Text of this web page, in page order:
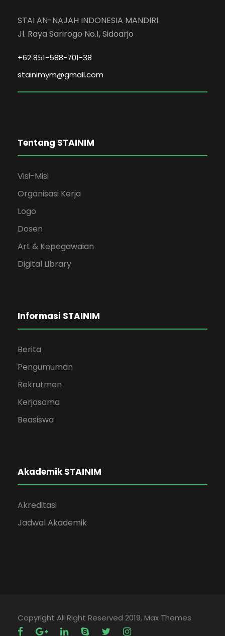
STAI AN-NAJAH INDONESIA MANDIRI
Jl. Raya Sarirogo No.1, Sidoarjo
+62 851-588-701-38
stainimym@gmail.com
Tentang STAINIM
Visi-Misi
Organisasi Kerja
Logo
Dosen
Art & Kepegawaian
Digital Library
Informasi STAINIM
Berita
Pengumuman
Rekrutmen
Kerjasama
Beasiswa
Akademik STAINIM
Akreditasi
Jadwal Akademik
Copyright All Right Reserved 2019, Max Themes